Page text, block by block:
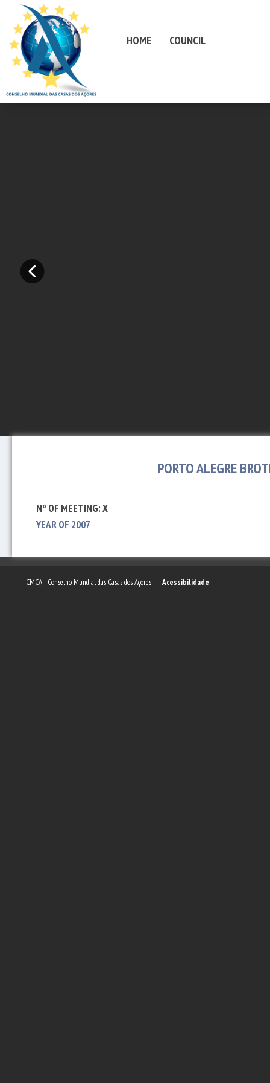
HOME COUNCIL
PORTO ALEGRE
Nº OF MEETING: X
YEAR OF 2007
CMCA - Conselho Mundial das Casas dos Açores – Acessibilidade